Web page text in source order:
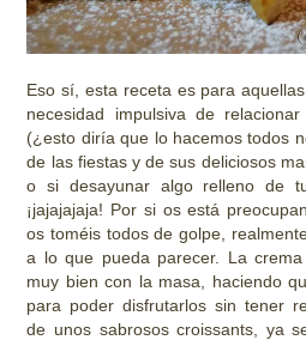
Eso sí, esta receta es para
necesidad impulsiva de
(¿esto diría que lo hacemos todos
de las fiestas y de sus deliciosos
o si desayunar algo relleno de
¡jajajajaja! Por si os está
os toméis todos de golpe,
a lo que pueda parecer. La
muy bien con la masa, haciendo
para poder disfrutarlos sin tener
de unos sabrosos croissants, ya